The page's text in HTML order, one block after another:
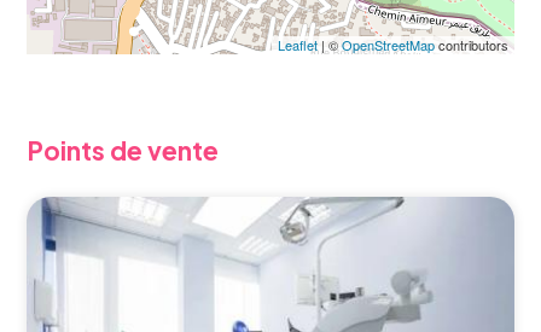
Leaflet | ©OpenStreetMapcontributors
Points de vente